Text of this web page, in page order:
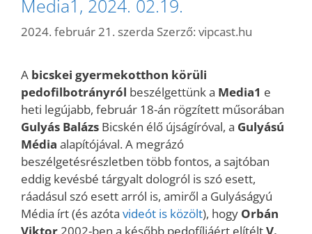
Media1, 2024. 02.19.
2024. február 21. szerda Szerző: vipcast.hu
A bicskei gyermekotthon körüli
pedofilbotrányról beszélgettünk a Media1 e
heti legújabb, február 18-án rögzített műsorában
Gulyás Balázs Bicskén élő újságíróval, a Gulyású
Média alapítójával. A megrázó
beszélgetésrészletben több fontos, a sajtóban
eddig kevésbé tárgyalt dologról is szó esett,
ráadásul szó esett arról is, amiről a Gulyáságyú
Média írt (és azóta videót is közölt), hogy Orbán